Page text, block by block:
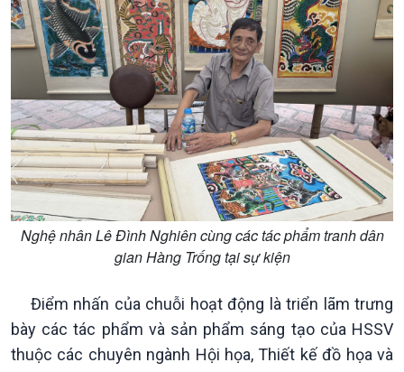
Pháp luật và đời sống
Nghệ nhân Lê Đình Nghiên cùng các tác phẩm tranh dân
gian Hàng Trống tại sự kiện
Điểm nhấn của chuỗi hoạt động là triển lãm trưng
bày các tác phẩm và sản phẩm sáng tạo của HSSV
thuộc các chuyên ngành Hội họa, Thiết kế đồ họa và